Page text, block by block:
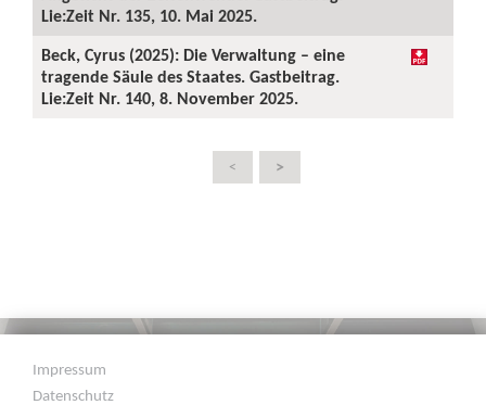
Lie:Zeit Nr. 135, 10. Mai 2025.
Beck, Cyrus (2025): Die Verwaltung – eine
tragende Säule des Staates. Gastbeitrag.
Lie:Zeit Nr. 140, 8. November 2025.
< >
Impressum
Datenschutz